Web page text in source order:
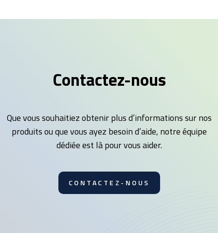
Contactez-nous
Que vous souhaitiez obtenir plus d’informations sur nos
produits ou que vous ayez besoin d’aide, notre équipe
dédiée est là pour vous aider.
CONTACTEZ-NOUS